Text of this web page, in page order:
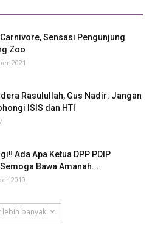
Sensasi Pengunjung
Zoo
2021
Rasulullah, Gus Nadir: Jangan
ISIS dan HTI
Ada Apa Ketua DPP PDIP
Bawa Amanah...
2019
lebih banyak